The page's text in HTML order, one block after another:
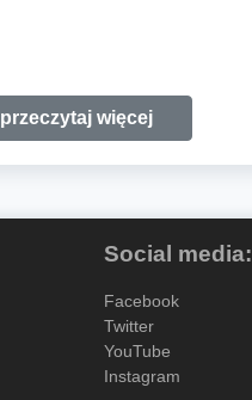
przeczytaj więcej
Social media:
Facebook
Twitter
YouTube
Instagram